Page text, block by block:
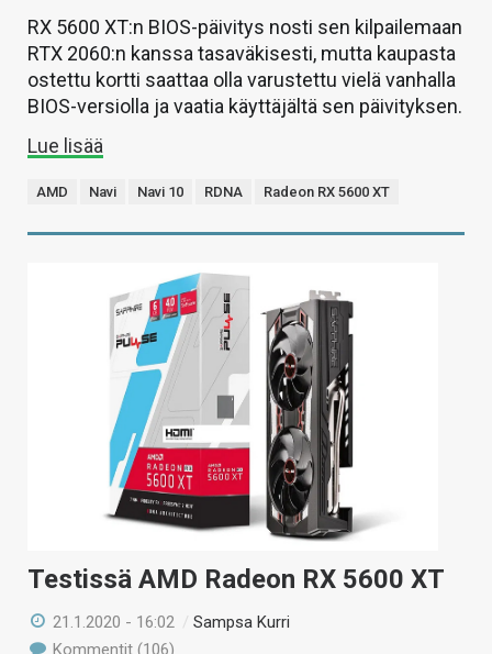
RX 5600 XT:n BIOS-päivitys nosti sen kilpailemaan
RTX 2060:n kanssa tasaväkisesti, mutta kaupasta
ostettu kortti saattaa olla varustettu vielä vanhalla
BIOS-versiolla ja vaatia käyttäjältä sen päivityksen.
Lue lisää
AMD Navi Navi 10 RDNA Radeon RX 5600 XT
Testissä AMD Radeon RX 5600 XT
21.1.2020 - 16:02 /Sampsa Kurri
Kommentit (106)